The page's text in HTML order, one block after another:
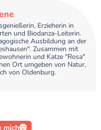
Erzieherin in
und Biodanza-Leiterin.
Ausbildung an der
Zusammen mit
und Katze "Rosa"
Ort umgeben von Natur,
von Oldenburg.
mich